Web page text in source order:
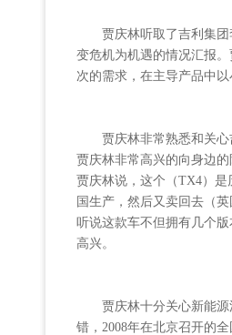
贾庆林听取了吉利集团
变危机为机遇的情况汇报
次的需求，在主导产品中
贾庆林非常熟悉和关心
贾庆林非常高兴的向身边
贾庆林说，这个（TX4）
国生产，然后又卖回去（
听说这款车不但拥有几个
高兴。
贾庆林十分关心新能源
错，2008年在北京召开的